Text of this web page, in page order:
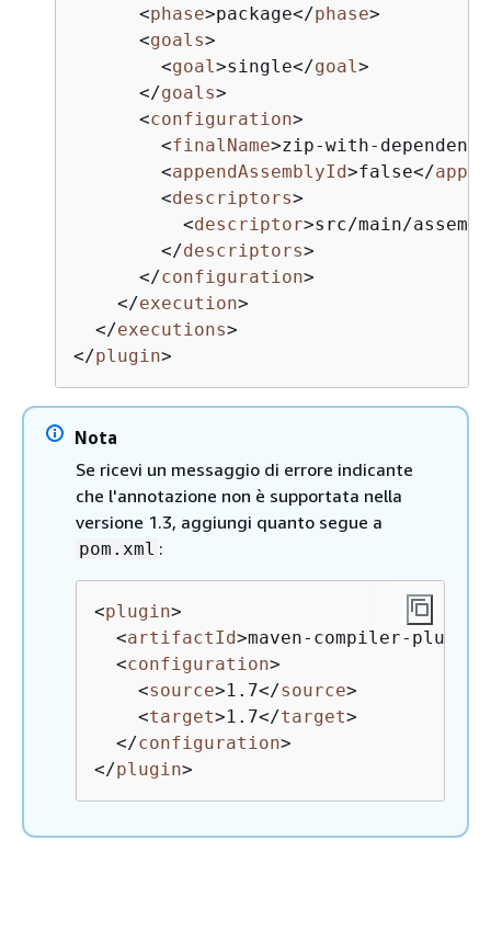
<phase>package</phase>
<goals>
<goal >single</goal >
</goals>
<configuration>
<finalName>zip-with-
<appendAssemblyId>false</
<descriptors>
<descriptor>src/main/
</descriptors>
</configuration>
</execution>
</executions>
</plugin>
Nota
Se ricevi un messaggio di errore indicante
che l'annotazione non è supportata nella
versione 1.3, aggiungi quanto segue a
pom.xml :
<plugin>
<artifactId>maven-compiler-plugin
<configuration>
<source>1.7</source>
<target>1.7</target>
</configuration>
</plugin>